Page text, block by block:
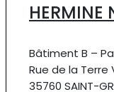
HERMINE
Bâtiment B –
Rue de la Terre
35760 SAINT-